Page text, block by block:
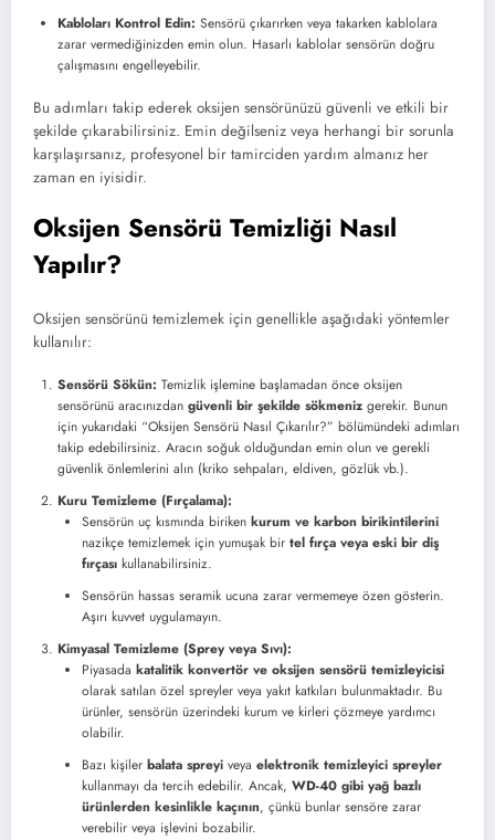
Kabloları Kontrol Edin: Sensörü çıkarırken veya takarken kablolara
zarar vermediğinizden emin olun. Hasarlı kablolar sensörün doğru
çalışmasını engelleyebilir.
Bu adımları takip ederek oksijen sensörünüzü güvenli ve etkili bir
şekilde çıkarabilirsiniz. Emin değilseniz veya herhangi bir sorunla
karşılaşırsanız, profesyonel bir tamirciden yardım almanız her
zaman en iyisidir.
Oksijen Sensörü Temizliği Nasıl
Yapılır?
Oksijen sensörünü temizlemek için genellikle aşağıdaki yöntemler
kullanılır:
Sensörü Sökün: Temizlik işlemine başlamadan önce oksijen
sensörünü aracınızdan güvenli bir şekilde sökmeniz gerekir. Bunun
için yukarıdaki “Oksijen Sensörü Nasıl Çıkarılır?” bölümündeki adımları
takip edebilirsiniz. Aracın soğuk olduğundan emin olun ve gerekli
güvenlik önlemlerini alın (kriko sehpaları, eldiven, gözlük vb.).
Kuru Temizleme (Fırçalama):
Sensörün uç kısmında biriken kurum ve karbon birikintilerini
nazikçe temizlemek için yumuşak bir tel fırça veya eski bir diş
fırçası kullanabilirsiniz.
Sensörün hassas seramik ucuna zarar vermemeye özen gösterin.
Aşırı kuvvet uygulamayın.
Kimyasal Temizleme (Sprey veya Sıvı):
Piyasada katalitik konvertör ve oksijen sensörü temizleyicisi
olarak satılan özel spreyler veya yakıt katkıları bulunmaktadır. Bu
ürünler, sensörün üzerindeki kurum ve kirleri çözmeye yardımcı
olabilir.
Bazı kişiler balata spreyi veya elektronik temizleyici spreyler
kullanmayı da tercih edebilir. Ancak, WD-40 gibi yağ bazlı
ürünlerden kesinlikle kaçının, çünkü bunlar sensöre zarar
verebilir veya işlevini bozabilir.